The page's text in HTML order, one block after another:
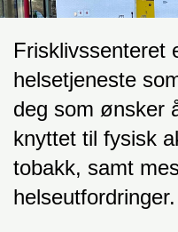
Frisklivssenteret
helsetjeneste
deg som ønsker
knyttet til fysisk
tobakk, samt
helseutfordringer.